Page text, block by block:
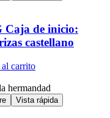
Caja de inicio:
castellano
carrito
Vista rápida